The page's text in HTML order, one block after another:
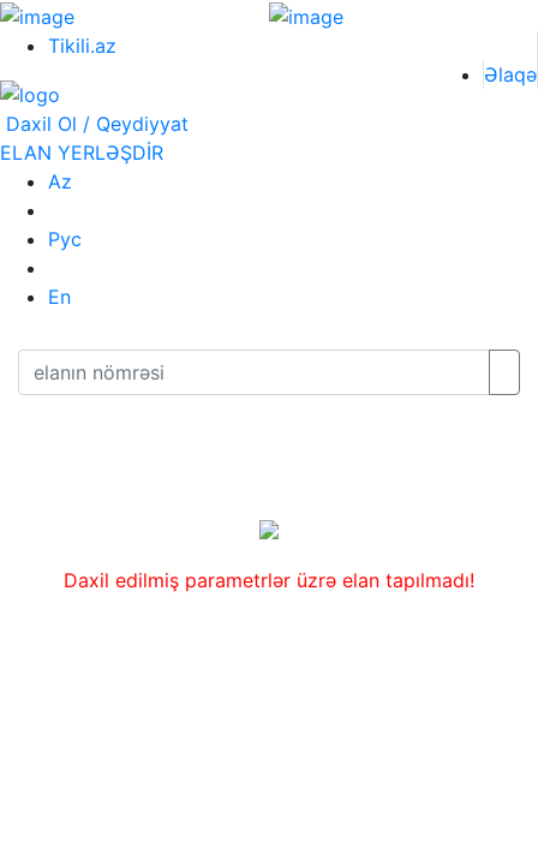
Tikili.az
Əlaqə
Daxil Ol / Qeydiyyat
ELAN YERLƏŞDİR
Az
Рус
En
Daxil edilmiş parametrlər üzrə elan tapılmadı!